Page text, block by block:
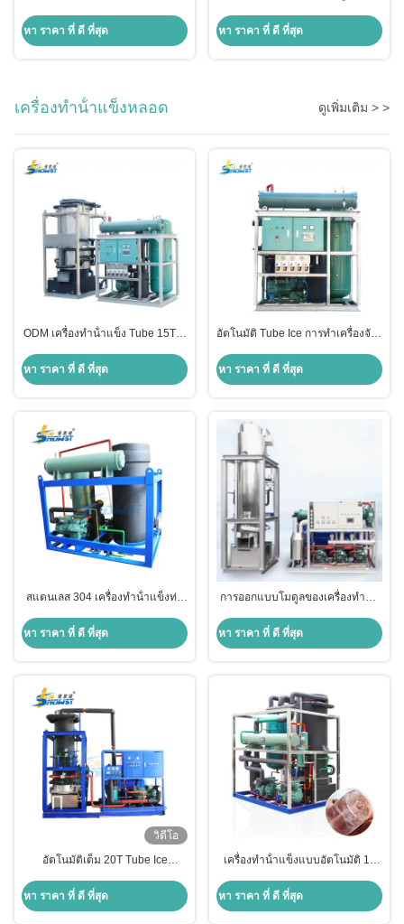
กลมกลม
หา ราคา ที่ ดี ที่สุด
SUS304
หา ราคา ที่ ดี ที่สุด
เครื่องทําน้ําแข็งหลอด ดูเพิ่มเติม > >
ODM เครื่องทําน้ําแข็ง Tube 15T ที่
อาหาร
หา ราคา ที่ ดี ที่สุด
อัตโนมัติ Tube Ice การทําเครื่องจักร
หา ราคา ที่ ดี ที่สุด
สแตนเลส 304 เครื่องทําน้ําแข็งท่อ
หา ราคา ที่ ดี ที่สุด
การออกแบบโมดูลของเครื่องทําน้ํา
หา ราคา ที่ ดี ที่สุด
วิดีโอ
อัตโนมัติเต็ม 20T Tube Ice
หา ราคา ที่ ดี ที่สุด
เครื่องทําน้ําแข็งแบบอัตโนมัติ 15
หา ราคา ที่ ดี ที่สุด